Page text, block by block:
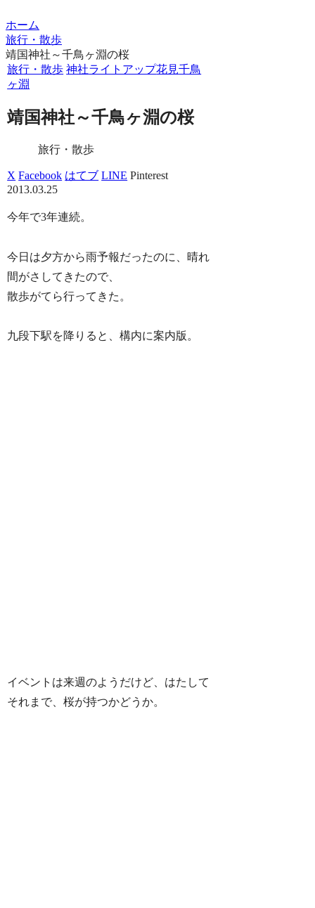
ホーム
旅行・散歩
靖国神社～千鳥ヶ淵の桜
旅行・散歩 神社ライトアップ花見千鳥
ヶ淵
靖国神社～千鳥ヶ淵の桜
旅行・散歩
X Facebook はてブ LINE Pinterest
2013.03.25
今年で3年連続。
今日は夕方から雨予報だったのに、晴れ
間がさしてきたので、
散歩がてら行ってきた。
九段下駅を降りると、構内に案内版。
イベントは来週のようだけど、はたして
それまで、桜が持つかどうか。